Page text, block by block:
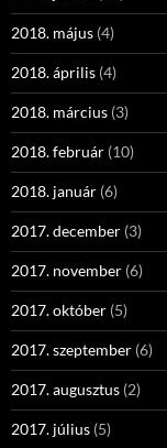
2018. május (4)
2018. április (4)
2018. március (3)
2018. február (10)
2018. január (6)
2017. december (3)
2017. november (6)
2017. október (5)
2017. szeptember (6)
2017. augusztus (2)
2017. július (5)